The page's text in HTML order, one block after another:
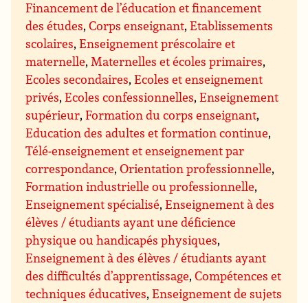
Financement de l’éducation et financement
des études,Corps enseignant,Etablissements
scolaires,Enseignement préscolaire et
maternelle,Maternelles et écoles primaires,
Ecoles secondaires,Ecoles et enseignement
privés,Ecoles confessionnelles,Enseignement
supérieur,Formation du corps enseignant,
Education des adultes et formation continue,
Télé-enseignement et enseignement par
correspondance,Orientation professionnelle,
Formation industrielle ou professionnelle,
Enseignement spécialisé,Enseignement à des
élèves / étudiants ayant une déficience
physique ou handicapés physiques,
Enseignement à des élèves / étudiants ayant
des difficultés d’apprentissage,Compétences et
techniques éducatives,Enseignement de sujets